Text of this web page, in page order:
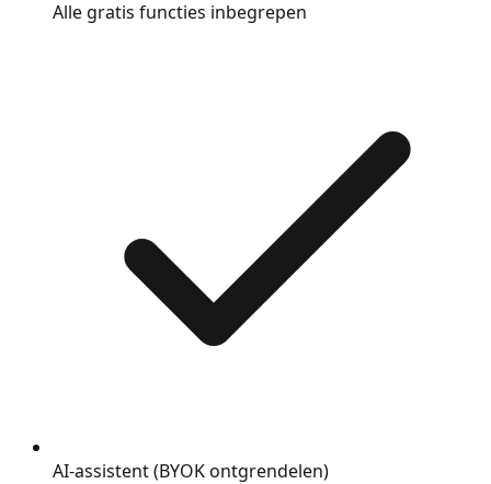
Alle gratis functies inbegrepen
AI-assistent (BYOK ontgrendelen)